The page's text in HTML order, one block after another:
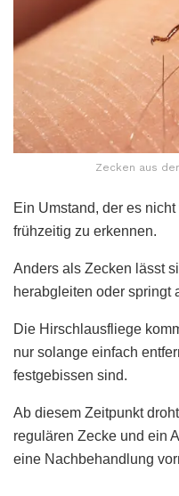
Zecken aus
Ein Umstand, der es
frühzeitig zu erkennen.
Anders als Zecken lässt
herabgleiten oder springt
Die Hirschlausfliege
nur solange einfach
festgebissen sind.
Ab diesem Zeitpunkt
regulären Zecke und ein
eine Nachbehandlung